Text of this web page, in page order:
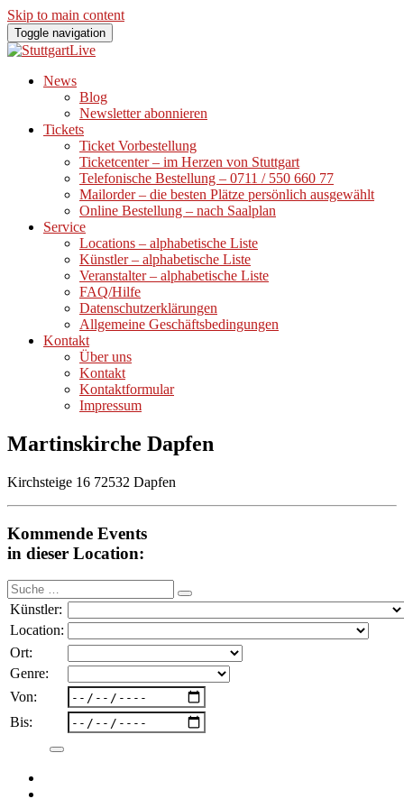
Skip to main content
Toggle navigation
News
Blog
Newsletter abonnieren
Tickets
Ticket Vorbestellung
Ticketcenter – im Herzen von Stuttgart
Telefonische Bestellung – 0711 / 550 660 77
Mailorder – die besten Plätze persönlich ausgewählt
Online Bestellung – nach Saalplan
Service
Locations – alphabetische Liste
Künstler – alphabetische Liste
Veranstalter – alphabetische Liste
FAQ/Hilfe
Datenschutzerklärungen
Allgemeine Geschäftsbedingungen
Kontakt
Über uns
Kontakt
Kontaktformular
Impressum
Martinskirche Dapfen
Kirchsteige 16 72532 Dapfen
Kommende Events
in dieser Location:
Suche
nach:
Künstler:
Location:
Ort:
Genre:
Von:
Bis: